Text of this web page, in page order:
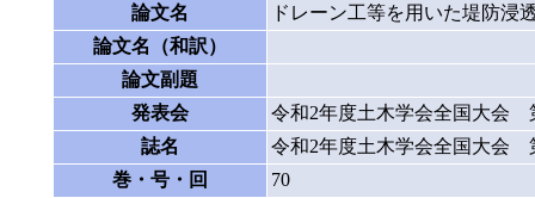
論文名
ドレーン工等を用いた堤防浸
論文名（和訳）
論文副題
発表会
令和2年度土木学会全国大会
誌名
令和2年度土木学会全国大会
巻・号・回
70